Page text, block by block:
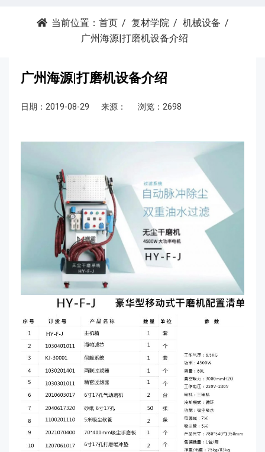
当前位置： 首页 复材学院
机械设备
广州海源|打磨机设备介绍
广州海源|打磨机设备介绍
日期：2019-08-29 来源： 浏览：2698